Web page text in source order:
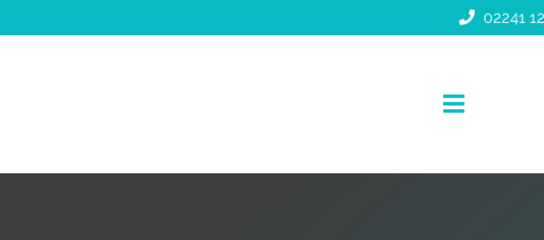
02241
Toggle